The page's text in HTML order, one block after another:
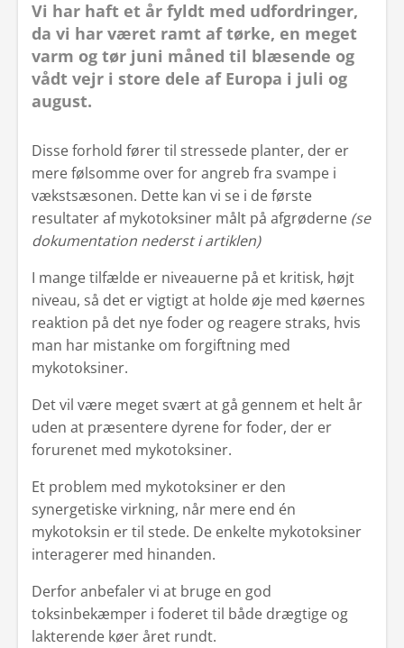
Vi har haft et år fyldt med udfordringer,
da vi har været ramt af tørke, en meget
varm og tør juni måned til blæsende og
vådt vejr i store dele af Europa i juli og
august.
Disse forhold fører til stressede planter, der er
mere følsomme over for angreb fra svampe i
vækstsæsonen. Dette kan vi se i de første
resultater af mykotoksiner målt på afgrøderne (se
dokumentation nederst i artiklen)
I mange tilfælde er niveauerne på et kritisk, højt
niveau, så det er vigtigt at holde øje med køernes
reaktion på det nye foder og reagere straks, hvis
man har mistanke om forgiftning med
mykotoksiner.
Det vil være meget svært at gå gennem et helt år
uden at præsentere dyrene for foder, der er
forurenet med mykotoksiner.
Et problem med mykotoksiner er den
synergetiske virkning, når mere end én
mykotoksin er til stede. De enkelte mykotoksiner
interagerer med hinanden.
Derfor anbefaler vi at bruge en god
toksinbekæmper i foderet til både drægtige og
lakterende køer året rundt.